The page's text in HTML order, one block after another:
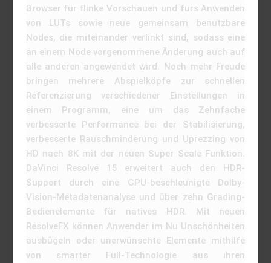
Browser für flinke Vorschauen und fürs Anwenden
von LUTs sowie neue gemeinsam benutzbare
Nodes, die miteinander verlinkt sind, sodass eine
an einem Node vorgenommene Änderung auch auf
alle anderen angewendet wird. Noch mehr Freude
bringen mehrere Abspielköpfe zur schnellen
Referenzierung verschiedener Einstellungen in
einem Programm, eine um das Zehnfache
verbesserte Performance bei der Stabilisierung,
verbesserte Rauschminderung und Uprezzing von
HD nach 8K mit der neuen Super Scale Funktion.
DaVinci Resolve 15 erweitert auch den HDR-
Support durch eine GPU-beschleunigte Dolby-
Vision-Metadatenanalyse und über zehn Grading-
Bedienelemente für natives HDR. Mit neuen
ResolveFX können Anwender im Nu Unschönheiten
ausbügeln oder unerwünschte Elemente mithilfe
von smarter Füll-Technologie aus ihren